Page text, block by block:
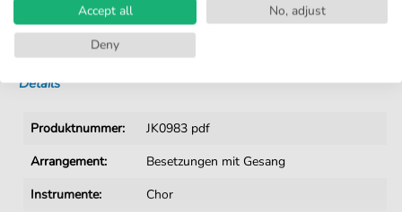
Kein Abo. Fairer Einzelkauf.
Sofortiger Download nach Kauf
Details
Produktnummer:
JK0983 pdf
Arrangement:
Besetzungen mit Gesang
Instrumente:
Chor
Accept all
No, adjust
Deny